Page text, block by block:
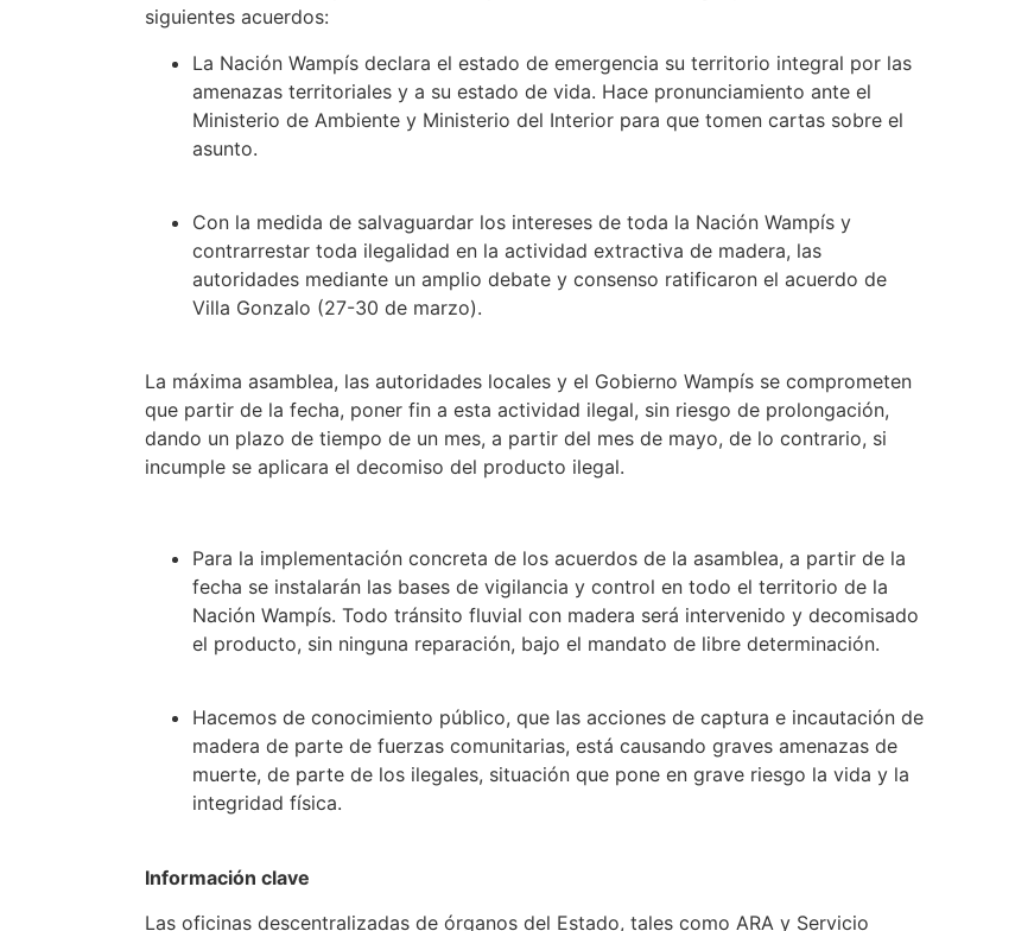
siguientes acuerdos:
La Nación Wampís declara el estado de emergencia su territorio integral por las
amenazas territoriales y a su estado de vida. Hace pronunciamiento ante el
Ministerio de Ambiente y Ministerio del Interior para que tomen cartas sobre el
asunto.
Con la medida de salvaguardar los intereses de toda la Nación Wampís y
contrarrestar toda ilegalidad en la actividad extractiva de madera, las
autoridades mediante un amplio debate y consenso ratificaron el acuerdo de
Villa Gonzalo (27-30 de marzo).
La máxima asamblea, las autoridades locales y el Gobierno Wampís se comprometen
que partir de la fecha, poner fin a esta actividad ilegal, sin riesgo de prolongación,
dando un plazo de tiempo de un mes, a partir del mes de mayo, de lo contrario, si
incumple se aplicara el decomiso del producto ilegal.
Para la implementación concreta de los acuerdos de la asamblea, a partir de la
fecha se instalarán las bases de vigilancia y control en todo el territorio de la
Nación Wampís. Todo tránsito fluvial con madera será intervenido y decomisado
el producto, sin ninguna reparación, bajo el mandato de libre determinación.
Hacemos de conocimiento público, que las acciones de captura e incautación de
madera de parte de fuerzas comunitarias, está causando graves amenazas de
muerte, de parte de los ilegales, situación que pone en grave riesgo la vida y la
integridad física.
Información clave
Las oficinas descentralizadas de órganos del Estado, tales como ARA y Servicio